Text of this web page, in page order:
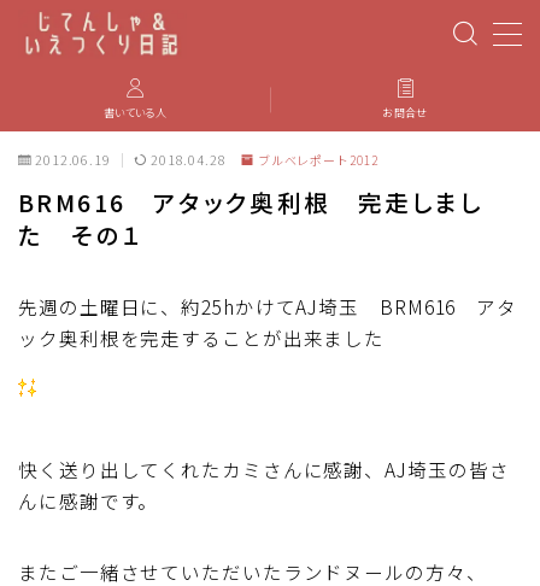
PBP(Paris-Brest-Paris)
エベレスティング
パーツのインプレ・カスタマイズ
ブルベ装備
ディスクブレーキ
書いている人 お問合せ
2012.06.19 2018.04.28 ブルべレポート2012
BRM616 アタック奥利根 完走しまし
た その１
先週の土曜日に、約25hかけてAJ埼玉 BRM616 アタ
ック奥利根を完走することが出来ました
快く送り出してくれたカミさんに感謝、AJ埼玉の皆さ
んに感謝です。
またご一緒させていただいたランドヌールの方々、